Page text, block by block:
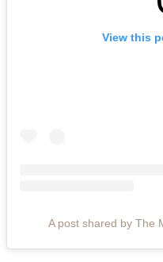
View this
A post shared by The